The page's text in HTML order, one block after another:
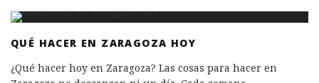
QUÉ HACER EN ZARAGOZA HOY
¿Qué hacer hoy en Zaragoza? Las cosas para hacer en